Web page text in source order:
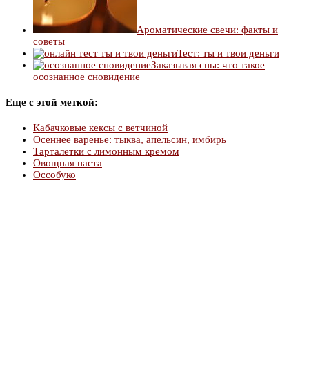
Ароматические свечи: факты и
советы
Тест: ты и твои деньги
Заказывая сны: что такое
осознанное сновидение
Еще с этой меткой:
Кабачковые кексы с ветчиной
Осеннее варенье: тыква, апельсин, имбирь
Тарталетки с лимонным кремом
Овощная паста
Оссобуко